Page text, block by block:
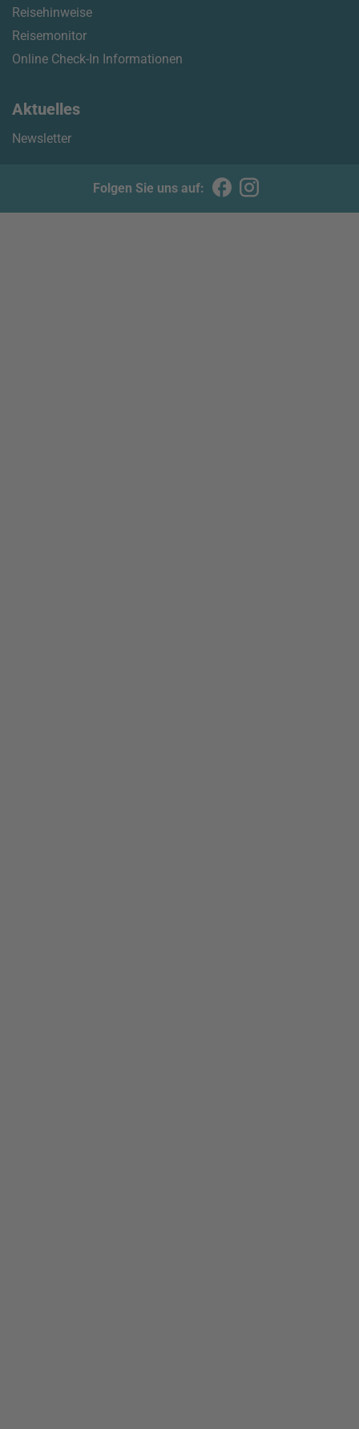
Reisehinweise
Reisemonitor
Online Check-In Informationen
Aktuelles
Newsletter
Folgen Sie uns auf: